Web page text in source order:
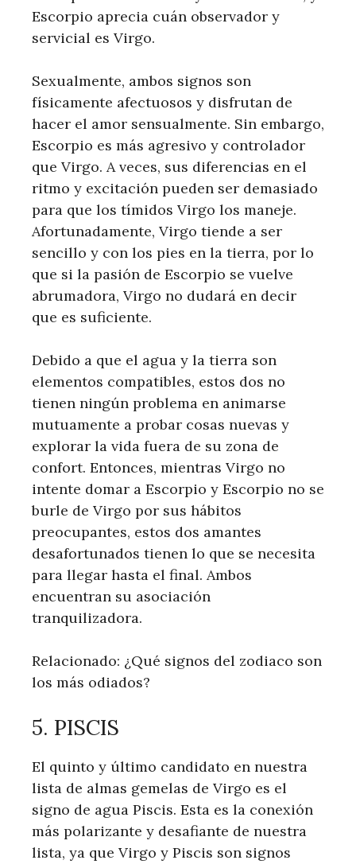
Escorpio aprecia cuán observador y
servicial es Virgo.
Sexualmente, ambos signos son
físicamente afectuosos y disfrutan de
hacer el amor sensualmente. Sin embargo,
Escorpio es más agresivo y controlador
que Virgo. A veces, sus diferencias en el
ritmo y excitación pueden ser demasiado
para que los tímidos Virgo los maneje.
Afortunadamente, Virgo tiende a ser
sencillo y con los pies en la tierra, por lo
que si la pasión de Escorpio se vuelve
abrumadora, Virgo no dudará en decir
que es suficiente.
Debido a que el agua y la tierra son
elementos compatibles, estos dos no
tienen ningún problema en animarse
mutuamente a probar cosas nuevas y
explorar la vida fuera de su zona de
confort. Entonces, mientras Virgo no
intente domar a Escorpio y Escorpio no se
burle de Virgo por sus hábitos
preocupantes, estos dos amantes
desafortunados tienen lo que se necesita
para llegar hasta el final. Ambos
encuentran su asociación
tranquilizadora.
Relacionado: ¿Qué signos del zodiaco son
los más odiados?
5. PISCIS
El quinto y último candidato en nuestra
lista de almas gemelas de Virgo es el
signo de agua Piscis. Esta es la conexión
más polarizante y desafiante de nuestra
lista, ya que Virgo y Piscis son signos